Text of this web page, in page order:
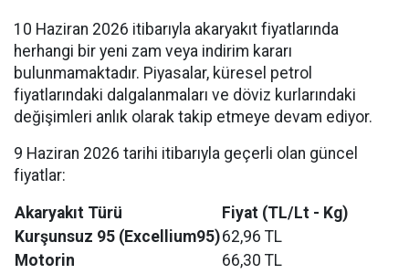
10 Haziran 2026 itibarıyla akaryakıt fiyatlarında
herhangi bir yeni zam veya indirim kararı
bulunmamaktadır. Piyasalar, küresel petrol
fiyatlarındaki dalgalanmaları ve döviz kurlarındaki
değişimleri anlık olarak takip etmeye devam ediyor.
9 Haziran 2026 tarihi itibarıyla geçerli olan güncel
fiyatlar:
Akaryakıt Türü
Fiyat (TL/Lt - Kg)
Kurşunsuz 95 (Excellium95)62,96 TL
Motorin
66,30 TL